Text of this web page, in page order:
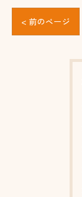
< 前のページ